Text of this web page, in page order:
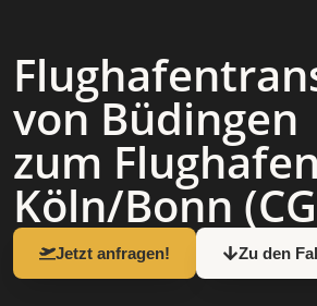
von Büdingen
zum Flughafen
Köln/Bonn
Jetzt anfragen! Zu den